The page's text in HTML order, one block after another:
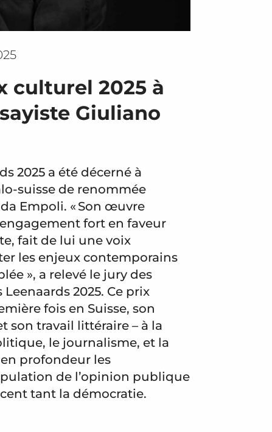
culturel 2025 à
Giuliano
2025 a été décerné à
suisse de renommée
Empoli. « Son œuvre
fort en faveur
fait de lui une voix
les enjeux contemporains
», a relevé le jury des
2025. Ce prix
fois en Suisse, son
son travail littéraire – à la
le journalisme, et la
profondeur les
de l’opinion publique
tant la démocratie.